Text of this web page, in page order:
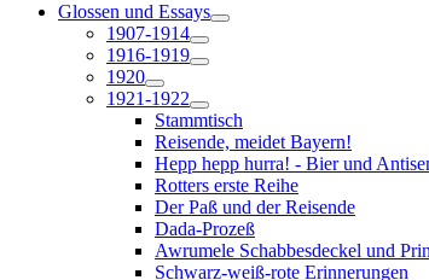
Glossen und Essays
1907-1914
1916-1919
1920
1921-1922
Stammtisch
Reisende, meidet Bayern!
Hepp hepp hurra! - Bier und
Rotters erste Reihe
Der Paß und der Reisende
Dada-Prozeß
Awrumele Schabbesdeckel und
Schwarz-weiß-rote Erinnerungen